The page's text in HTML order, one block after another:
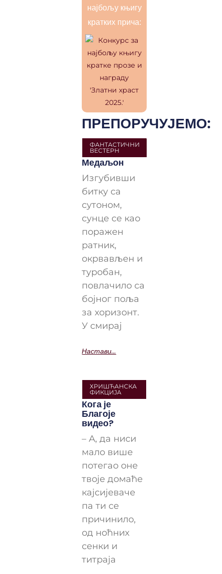
најбољу књигу
кратких прича:
ПРЕПОРУЧУЈЕМО:
ФАНТАСТИЧНИ
ВЕСТЕРН
Медаљон
Изгубивши
битку са
сутоном,
сунце се као
поражен
ратник,
окрвављен и
туробан,
повлачило са
бојног поља
за хоризонт.
У смирај
Настави...
ХРИШЋАНСКА
ФИКЦИЈА
Кога је
Благоје
видео?
– А, да ниси
мало више
потегао оне
твоје домаће
кајсијеваче
па ти се
причинило,
од ноћних
сенки и
титраја